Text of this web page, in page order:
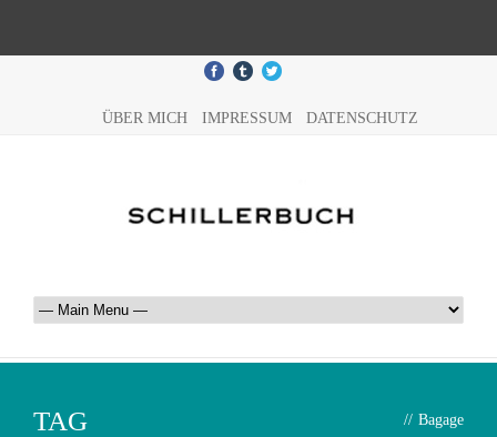
ÜBER MICH IMPRESSUM DATENSCHUTZ
TAG // Bagage